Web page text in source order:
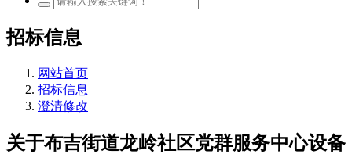
招标信息
网站首页
招标信息
澄清修改
关于布吉街道龙岭社区党群服务中心设备